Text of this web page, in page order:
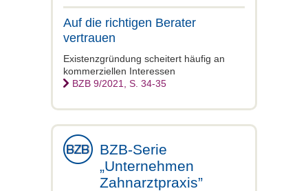
Auf die richtigen Berater
vertrauen
Existenzgründung scheitert häufig an
kommerziellen Interessen
BZB 9/2021, S. 34-35
BZB-Serie
„Unternehmen
Zahnarztpraxis”